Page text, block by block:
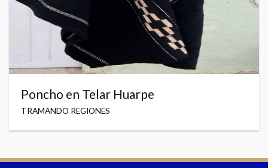
Poncho en Telar Huarpe
TRAMANDO REGIONES